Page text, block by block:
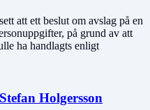
att ett beslut om avslag på en
på grund av att
ha handlagts enligt
Holgersson